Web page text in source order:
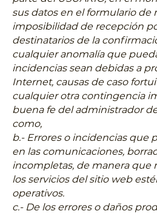
sus datos en el formulario de
imposibilidad de recepción
destinatarios de la
cualquier anomalía que
incidencias sean debidas a
Internet, causas de caso
cualquier otra contingencia
buena fe del administrador
como,
b.- Errores o incidencias que
en las comunicaciones,
incompletas, de manera que
los servicios del sitio web
operativos.
c.- De los errores o daños